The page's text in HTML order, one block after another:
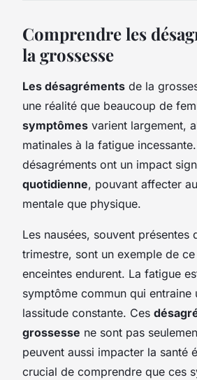
Comprendre les
la grossesse
Les désagréments de la
une réalité que beaucoup de
symptômes varient largement,
matinales à la fatigue
désagréments ont un impact
quotidienne, pouvant affecter
mentale que physique.
Les nausées, souvent présentes
trimestre, sont un exemple de
enceintes endurent. La fatigue
symptôme commun qui entraine
lassitude constante. Ces
grossesse ne sont pas
peuvent aussi impacter la santé
crucial de comprendre que ces